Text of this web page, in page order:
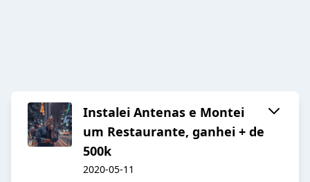
Instalei Antenas e Montei
um Restaurante, ganhei + de
500k
2020-05-11